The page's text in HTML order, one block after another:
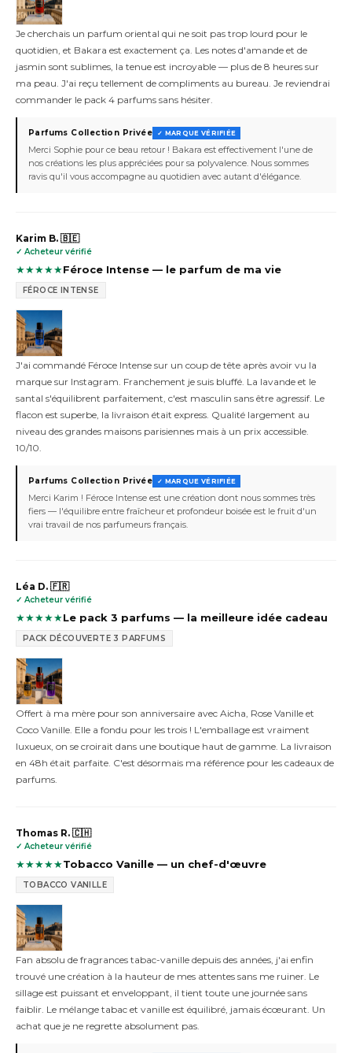
Je cherchais un parfum oriental qui ne soit pas trop lourd pour le
quotidien, et Bakara est exactement ça. Les notes d'amande et de
jasmin sont sublimes, la tenue est incroyable — plus de 8 heures sur
ma peau. J'ai reçu tellement de compliments au bureau. Je reviendrai
commander le pack 4 parfums sans hésiter.
Parfums Collection Privée ✓ MARQUE VÉRIFIÉE
Merci Sophie pour ce beau retour ! Bakara est effectivement l'une de
nos créations les plus appréciées pour sa polyvalence. Nous sommes
ravis qu'il vous accompagne au quotidien avec autant d'élégance.
Karim B. 🇧🇪
✓ Acheteur vérifié
★★★★★Féroce Intense — le parfum de ma vie
FÉROCE INTENSE
J'ai commandé Féroce Intense sur un coup de tête après avoir vu la
marque sur Instagram. Franchement je suis bluffé. La lavande et le
santal s'équilibrent parfaitement, c'est masculin sans être agressif. Le
flacon est superbe, la livraison était express. Qualité largement au
niveau des grandes maisons parisiennes mais à un prix accessible.
10/10.
Parfums Collection Privée ✓ MARQUE VÉRIFIÉE
Merci Karim ! Féroce Intense est une création dont nous sommes très
fiers — l'équilibre entre fraîcheur et profondeur boisée est le fruit d'un
vrai travail de nos parfumeurs français.
Léa D. 🇫🇷
✓ Acheteur vérifié
★★★★★Le pack 3 parfums — la meilleure idée cadeau
PACK DÉCOUVERTE 3 PARFUMS
Offert à ma mère pour son anniversaire avec Aicha, Rose Vanille et
Coco Vanille. Elle a fondu pour les trois ! L'emballage est vraiment
luxueux, on se croirait dans une boutique haut de gamme. La livraison
en 48h était parfaite. C'est désormais ma référence pour les cadeaux de
parfums.
Thomas R. 🇨🇭
✓ Acheteur vérifié
★★★★★Tobacco Vanille — un chef-d'œuvre
TOBACCO VANILLE
Fan absolu de fragrances tabac-vanille depuis des années, j'ai enfin
trouvé une création à la hauteur de mes attentes sans me ruiner. Le
sillage est puissant et enveloppant, il tient toute une journée sans
faiblir. Le mélange tabac et vanille est équilibré, jamais écœurant. Un
achat que je ne regrette absolument pas.